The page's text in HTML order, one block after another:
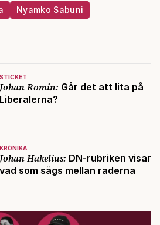
Nyamko Sabuni
STICKET
Romin: Går det att lita på
KRÖNIKA
Hakelius: DN-rubriken visar
som sägs mellan raderna